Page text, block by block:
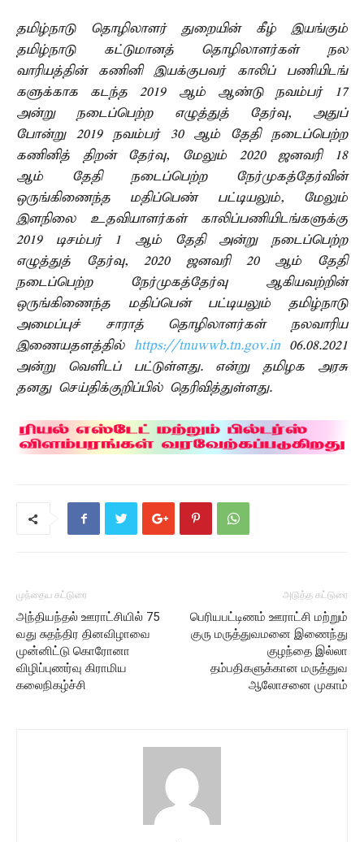
தமிழ்நாடு தொழிலாளர் துறையின் கீழ் இயங்கும்
தமிழ்நாடு கட்டுமானத் தொழிலாளர்கள் நல
வாரியத்தின் கணினி இயக்குபவர் காலிப் பணியிடங்
களுக்காக கடந்த 2019 ஆம் ஆண்டு நவம்பர் 17
அன்று நடைப்பெற்ற எழுத்துத் தேர்வு, அதுப்
போன்று 2019 நவம்பர் 30 ஆம் தேதி நடைப்பெற்ற
கணினித் திறன் தேர்வு, மேலும் 2020 ஜனவரி 18
ஆம் தேதி நடைப்பெற்ற நேர்முகத்தேர்வின்
ஒருங்கிணைந்த மதிப்பெண் பட்டியலும், மேலும்
இளநிலை உதவியாளர்கள் காலிப்பணியிடங்களுக்கு
2019 டிசம்பர் 1 ஆம் தேதி அன்று நடைப்பெற்ற
எழுத்துத் தேர்வு, 2020 ஜனவரி 20 ஆம் தேதி
நடைப்பெற்ற நேர்முகத்தேர்வு ஆகியவற்றின்
ஒருங்கிணைந்த மதிப்பென் பட்டியலும் தமிழ்நாடு
அமைப்புச் சாராத் தொழிலாளர்கள் நலவாரிய
இணையதளத்தில் https://tnuwwb.tn.gov.in06.08.2021
அன்று வெளிடப் பட்டுள்ளது. என்று தமிழக அரசு
தனது செய்திக்குறிப்பில் தெரிவித்துள்ளது.
முந்தைய கட்டுரை
அந்தியந்தல் ஊராட்சியில் 75
வது சுதந்திர தினவிழாவை
முன்னிட்டு கொரோனா
விழிப்புணர்வு கிராமிய
கலைநிகழ்ச்சி
அடுத்த கட்டுரை
பெரியபட்டிணம் ஊராட்சி மற்றும்
குரு மருத்துவமனை இணைந்து
குழந்தை இல்லா
தம்பதிகளுக்கான மருத்துவ
ஆலோசனை முகாம்